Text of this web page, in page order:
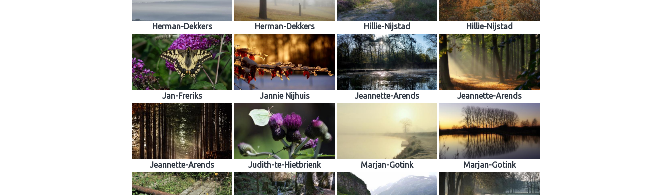
Herman-Dekkers Herman-Dekkers Hillie-Nijstad Hillie-Nijstad
Jan-Freriks Jannie Nijhuis Jeannette-Arends Jeannette-Arends
Jeannette-Arends Judith-te-Hietbrienk Marjan-Gotink Marjan-Gotink